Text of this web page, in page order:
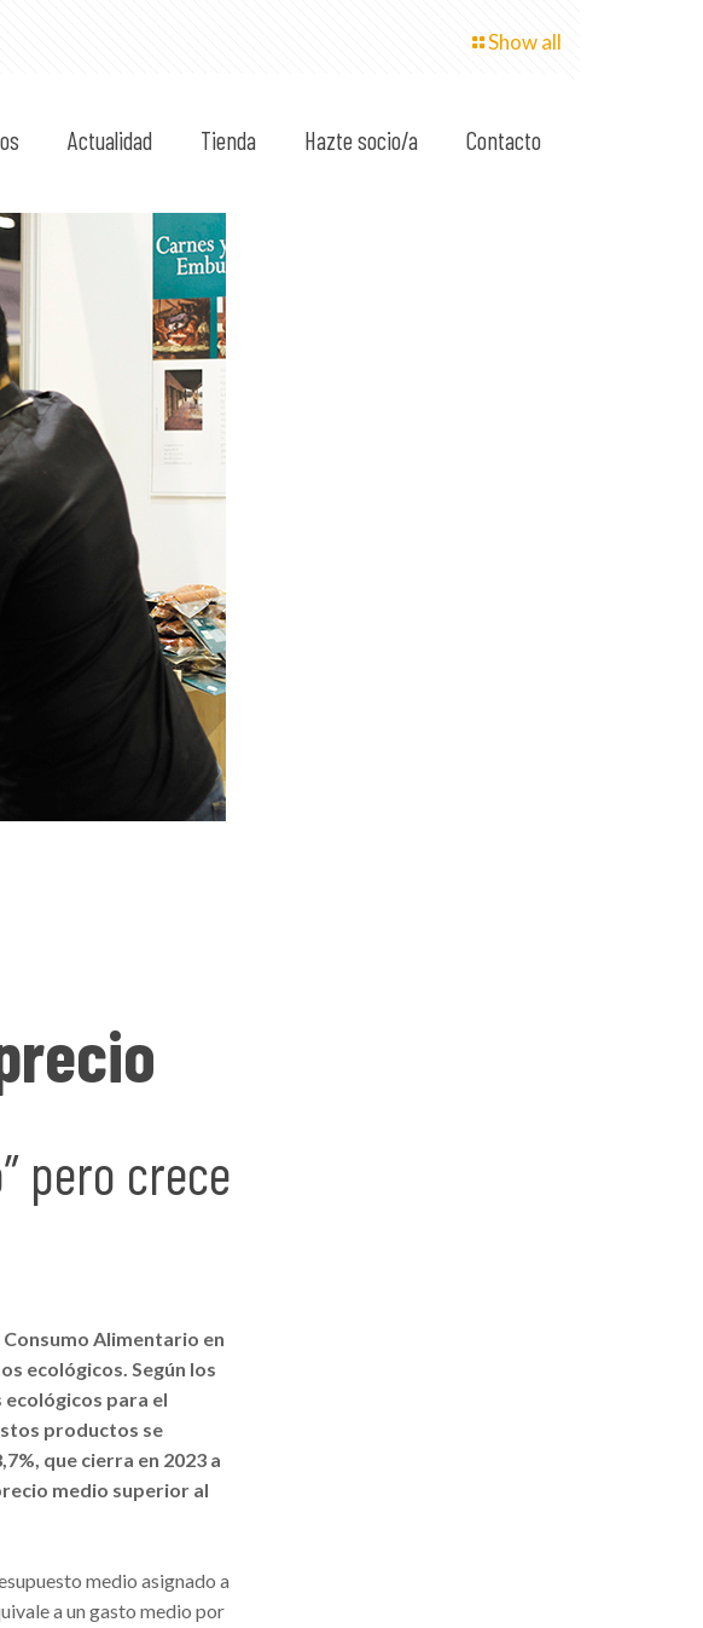
Actualidad Tienda Hazte socio/a Contacto
Show all
pero crece
Alimentario en
ecológicos. Según los
para el
productos se
que cierra en 2023 a
medio superior al
medio asignado a
a un gasto medio por